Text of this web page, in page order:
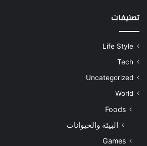
تصنيفات
Life Style
Tech
Uncategorized
World
Foods
البيئة والحيوانات
Games